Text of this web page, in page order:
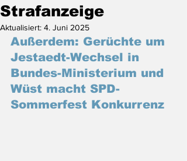
Strafanzeige
Aktualisiert: 4. Juni 2025
Außerdem: Gerüchte um
Jestaedt-Wechsel in
Bundes-Ministerium und
Wüst macht SPD-
Sommerfest Konkurrenz